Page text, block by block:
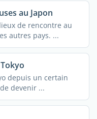
au Japon
de rencontre au
autres pays. ...
depuis un certain
devenir ...